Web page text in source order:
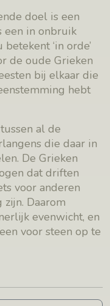
doel is een
een in onbruik
‘in orde’
de oude Grieken
bij elkaar die
hebt
al de
die daar in
De Grieken
dat driften
voor anderen
Daarom
evenwicht, en
voor steen op te